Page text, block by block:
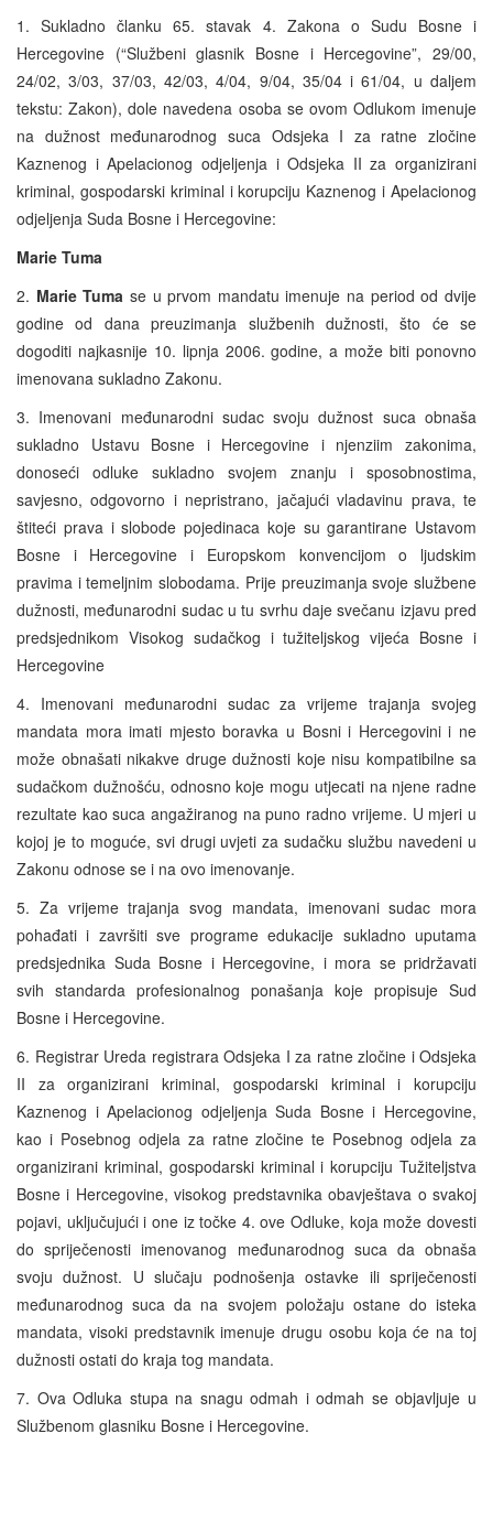
1. Sukladno članku 65. stavak 4. Zakona o Sudu Bosne i
Hercegovine (“Službeni glasnik Bosne i Hercegovine”, 29/00,
24/02, 3/03, 37/03, 42/03, 4/04, 9/04, 35/04 i 61/04, u daljem
tekstu: Zakon), dole navedena osoba se ovom Odlukom imenuje
na dužnost međunarodnog suca Odsjeka I za ratne zločine
Kaznenog i Apelacionog odjeljenja i Odsjeka II za organizirani
kriminal, gospodarski kriminal i korupciju Kaznenog i Apelacionog
odjeljenja Suda Bosne i Hercegovine:
Marie Tuma
2. Marie Tuma se u prvom mandatu imenuje na period od dvije
godine od dana preuzimanja službenih dužnosti, što će se
dogoditi najkasnije 10. lipnja 2006. godine, a može biti ponovno
imenovana sukladno Zakonu.
3. Imenovani međunarodni sudac svoju dužnost suca obnaša
sukladno Ustavu Bosne i Hercegovine i njenziim zakonima,
donoseći odluke sukladno svojem znanju i sposobnostima,
savjesno, odgovorno i nepristrano, jačajući vladavinu prava, te
štiteći prava i slobode pojedinaca koje su garantirane Ustavom
Bosne i Hercegovine i Europskom konvencijom o ljudskim
pravima i temeljnim slobodama. Prije preuzimanja svoje službene
dužnosti, međunarodni sudac u tu svrhu daje svečanu izjavu pred
predsjednikom Visokog sudačkog i tužiteljskog vijeća Bosne i
Hercegovine
4. Imenovani međunarodni sudac za vrijeme trajanja svojeg
mandata mora imati mjesto boravka u Bosni i Hercegovini i ne
može obnašati nikakve druge dužnosti koje nisu kompatibilne sa
sudačkom dužnošću, odnosno koje mogu utjecati na njene radne
rezultate kao suca angažiranog na puno radno vrijeme. U mjeri u
kojoj je to moguće, svi drugi uvjeti za sudačku službu navedeni u
Zakonu odnose se i na ovo imenovanje.
5. Za vrijeme trajanja svog mandata, imenovani sudac mora
pohađati i završiti sve programe edukacije sukladno uputama
predsjednika Suda Bosne i Hercegovine, i mora se pridržavati
svih standarda profesionalnog ponašanja koje propisuje Sud
Bosne i Hercegovine.
6. Registrar Ureda registrara Odsjeka I za ratne zločine i Odsjeka
II za organizirani kriminal, gospodarski kriminal i korupciju
Kaznenog i Apelacionog odjeljenja Suda Bosne i Hercegovine,
kao i Posebnog odjela za ratne zločine te Posebnog odjela za
organizirani kriminal, gospodarski kriminal i korupciju Tužiteljstva
Bosne i Hercegovine, visokog predstavnika obavještava o svakoj
pojavi, uključujući i one iz točke 4. ove Odluke, koja može dovesti
do spriječenosti imenovanog međunarodnog suca da obnaša
svoju dužnost. U slučaju podnošenja ostavke ili spriječenosti
međunarodnog suca da na svojem položaju ostane do isteka
mandata, visoki predstavnik imenuje drugu osobu koja će na toj
dužnosti ostati do kraja tog mandata.
7. Ova Odluka stupa na snagu odmah i odmah se objavljuje u
Službenom glasniku Bosne i Hercegovine.